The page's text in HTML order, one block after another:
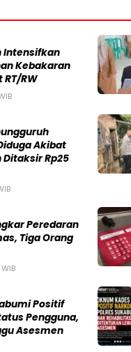
Intensifkan
Kebakaran
RT/RW‎
Akibat
Ditaksir Rp25
Peredaran
Tiga Orang
Positif
Pengguna,
Asesmen